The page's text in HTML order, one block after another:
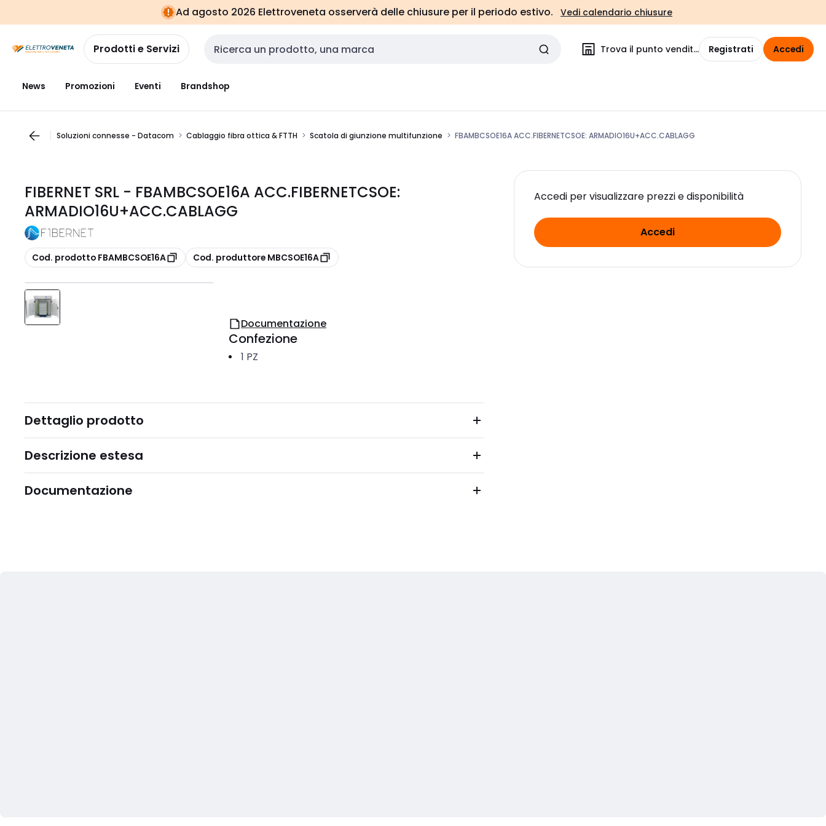
navigazionealla
pagina
Ad agosto 2026 Elettroveneta osserverà delle chiusure per il periodo estivo. Vedi calendario chiusure
Prodotti e Servizi Cerca input Trova il punto vendita Registrati Accedi
News Promozioni Eventi Brandshop
Soluzioni connesse - Datacom Cablaggio fibra ottica & FTTH Scatola di giunzione multifunzione FBAMBCSOE16A ACC.FIBERNETCSOE: ARMADIO16U+ACC.CABLAGG
FIBERNET SRL - FBAMBCSOE16A ACC.FIBERNETCSOE:
ARMADIO16U+ACC.CABLAGG
copia
Cod. prodotto FBAMBCSOE16A copia
Cod. produttore MBCSOE16A
Accedi per visualizzare prezzi e disponibilità
Accedi
Documentazione
Confezione
1 PZ
Dettaglio prodotto
Descrizione estesa
Documentazione